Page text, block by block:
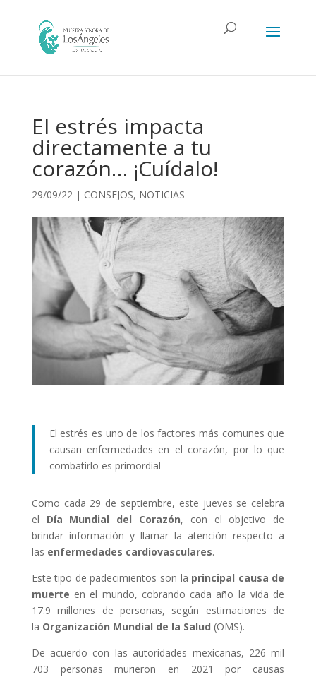
El estrés impacta
directamente a tu
corazón… ¡Cuídalo!
29/09/22| CONSEJOS, NOTICIAS
El estrés es uno de los factores más comunes que
causan enfermedades en el corazón, por lo que
combatirlo es primordial
Como cada 29 de septiembre, este jueves se celebra
el Día Mundial del Corazón, con el objetivo de
brindar información y llamar la atención respecto a
las enfermedades cardiovasculares.
Este tipo de padecimientos son la principal causa de
muerte en el mundo, cobrando cada año la vida de
17.9 millones de personas, según estimaciones de
la Organización Mundial de la Salud (OMS).
De acuerdo con las autoridades mexicanas, 226 mil
703 personas murieron en 2021 por causas